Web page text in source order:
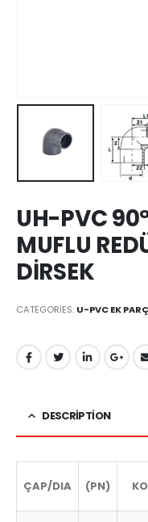
UH-PVC
MUFLU
DİRSEK
CATEGORIES: U-PVC EK
DESCRIPTION
ÇAP/DIA (PN)